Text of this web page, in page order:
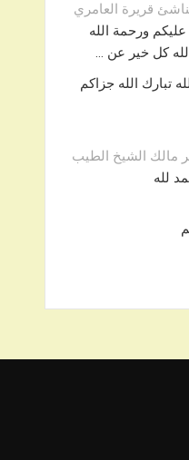
قريرة العامري
عليكم ورحمة الله
كل خير عن …
تبارك الله جزاكم
مالك الشيخ الطيب
لله